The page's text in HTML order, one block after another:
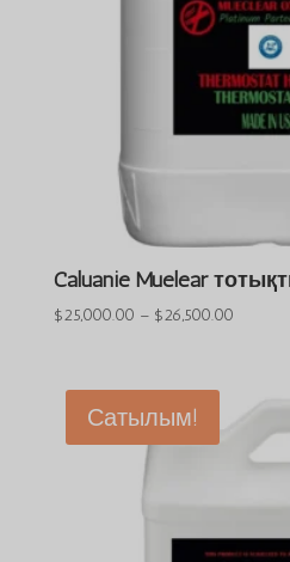
Caluanie Muelear
$25,000.00 – $26,500.00Баға
Сатылым!